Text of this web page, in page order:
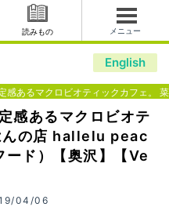
読みもの メニュー
English
感あるマクロビオティックカフェ。
感あるマクロビオテ
んの店 hallelu peac
ド）【奥沢】【Ve
04/06